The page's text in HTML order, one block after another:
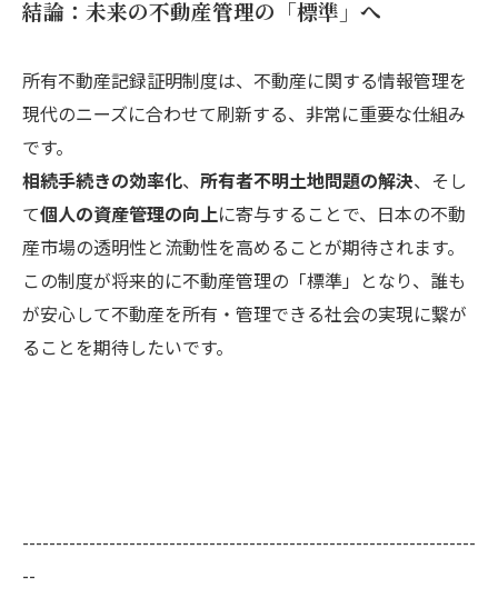
結論：未来の不動産管理の「標準」へ
所有不動産記録証明制度は、不動産に関する情報管理を
現代のニーズに合わせて刷新する、非常に重要な仕組み
です。
相続手続きの効率化、 所有者不明土地問題の解決、そし
て個人の資産管理の向上に寄与することで、日本の不動
産市場の透明性と流動性を高めることが期待されます。
この制度が将来的に不動産管理の「標準」となり、誰も
が安心して不動産を所有・管理できる社会の実現に繋が
ることを期待したいです。
--------------------------------------------------------------------
--